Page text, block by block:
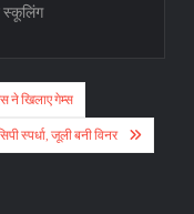
ने खिलाए गेम्स
स्पर्धा, जूली बनी विनर